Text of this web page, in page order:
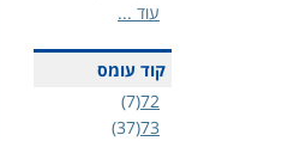
עוד ...
קוד עומס
72
(7)
73
(37)